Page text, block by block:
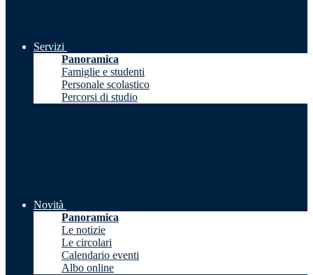
Servizi
Panoramica
Famiglie e studenti
Personale scolastico
Percorsi di studio
Novità
Panoramica
Le notizie
Le circolari
Calendario eventi
Albo online